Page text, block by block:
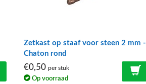
Zetkast op staaf voor steen 2 mm -
Chaton rond
€0,50per stuk
Op voorraad